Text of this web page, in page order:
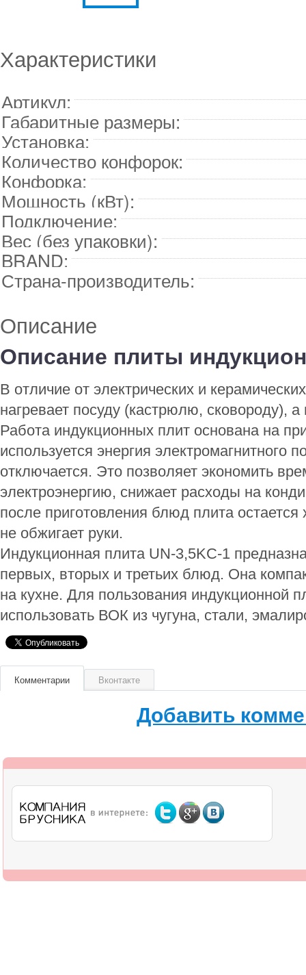
Характеристики
Артикул:
Габаритные размеры:
Установка:
Количество конфорок:
Конфорка:
Мощность (кВт):
Подключение:
Вес (без упаковки):
BRAND:
Страна-производитель:
Описание
Описание плиты
В отличие от электрических и
нагревает посуду (кастрюлю, сковороду),
Работа индукционных плит основана на
используется энергия электромагнитного
отключается. Это позволяет экономить
электроэнергию, снижает расходы на
после приготовления блюд плита
не обжигает руки.
Индукционная плита UN-3,5KC-1
первых, вторых и третьих блюд. Она
на кухне. Для пользования индукционной
использовать ВОК из чугуна, стали,
Комментарии Вконтакте
Добавить